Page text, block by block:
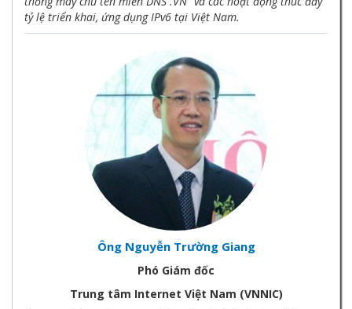
tỷ lệ triển khai, ứng dụng IPv6 tại Việt Nam.
Ông Nguyễn Trường Giang
Phó Giám đốc
Trung tâm Internet Việt Nam (VNNIC)